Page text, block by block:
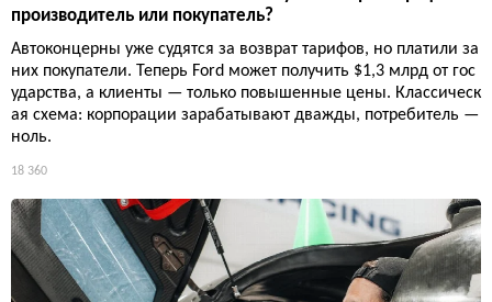
производитель или покупатель?
Автоконцерны уже судятся за возврат тарифов, но платили за
них покупатели. Теперь Ford может получить $1,3 млрд от гос
ударства, а клиенты — только повышенные цены. Классическ
ая схема: корпорации зарабатывают дважды, потребитель —
ноль.
18 360